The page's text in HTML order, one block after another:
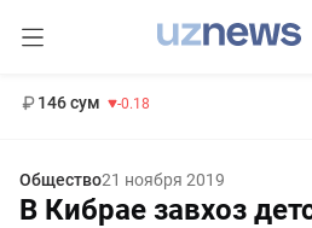
146 сум -0.18
Общество21 ноября 2019
В Кибрае завхоз